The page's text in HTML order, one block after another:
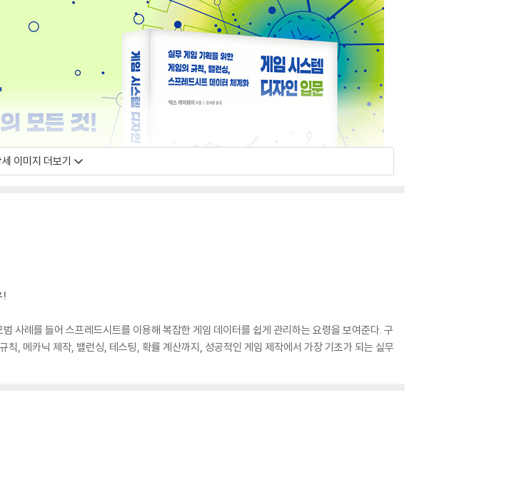
이미지 더보기
!
사례를 들어 스프레드시트를 이용해 복잡한 게임 데이터를 쉽게 관리하는 요령을 보여준다. 구
, 메카닉 제작, 밸런싱, 테스팅, 확률 계산까지, 성공적인 게임 제작에서 가장 기초가 되는 실무